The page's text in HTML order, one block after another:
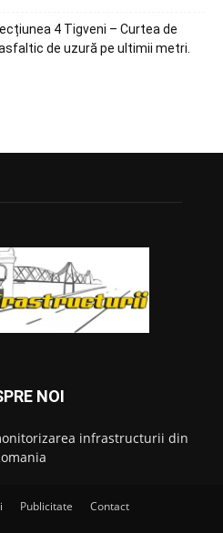
4 Tigveni – Curtea de
de uzură pe ultimii metri.
NOI
infrastructurii din
Publicitate Contact